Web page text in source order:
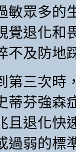
敏眾多的
覺退化和
不及防地
第三次時
蒂芬強森
且退化快
過弱的標